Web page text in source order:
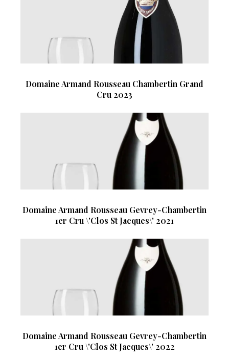
Domaine Armand Rousseau Chambertin Grand
Cru 2023
Domaine Armand Rousseau Gevrey-Chambertin
1er Cru \'Clos St Jacques\' 2021
Domaine Armand Rousseau Gevrey-Chambertin
1er Cru \'Clos St Jacques\' 2022